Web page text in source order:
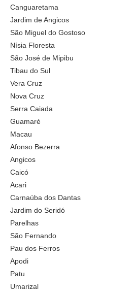
Canguaretama
Jardim de Angicos
São Miguel do Gostoso
Nísia Floresta
São José de Mipibu
Tibau do Sul
Vera Cruz
Nova Cruz
Serra Caiada
Guamaré
Macau
Afonso Bezerra
Angicos
Caicó
Acari
Carnaúba dos Dantas
Jardim do Seridó
Parelhas
São Fernando
Pau dos Ferros
Apodi
Patu
Umarizal